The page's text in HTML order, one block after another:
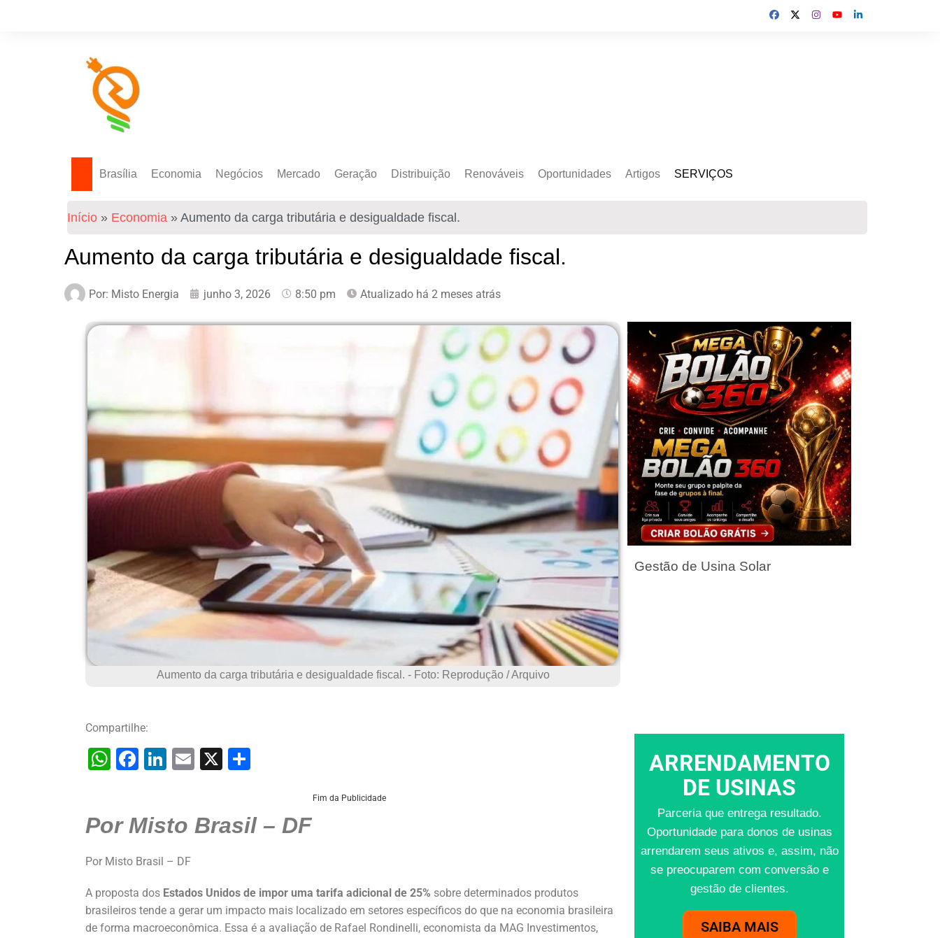
Brasília Economia
Tecnologia
Negócios
Empresas
Investimentos
Token
Mercado
Mercado Livre
Geração
Autoprodução
Distribuição Renováveis
Hidrogênio Verde
Transição Energética
Oportunidades
Eventos
Artigos SERVIÇOS
Início » Economia » Aumento da carga tributária e desigualdade fiscal.
Aumento da carga tributária e desigualdade fiscal.
Por: Misto Energia junho 3, 2026 8:50 pm Atualizado há 2 meses atrás
Aumento da carga tributária e desigualdade fiscal. - Foto: Reprodução / Arquivo
Compartilhe:
W
s
p
p
F
e
o
o
k
Li
e
n
E
l
X
e
Fim da Publicidade
Por Misto Brasil – DF
Por Misto Brasil – DF
A proposta dos Estados Unidos de impor uma tarifa adicional de 25% sobre determinados produtos
brasileiros tende a gerar um impacto mais localizado em setores específicos do que na economia brasileira
de forma macroeconômica. Essa é a avaliação de Rafael Rondinelli, economista da MAG Investimentos,
Gestão de Usina Solar
ARRENDAMENTO
DE USINAS
Parceria que entrega resultado.
Oportunidade para donos de usinas
arrendarem seus ativos e, assim, não
se preocuparem com conversão e
gestão de clientes.
SAIBA MAIS